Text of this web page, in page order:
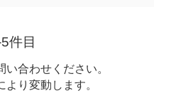
件目
い合わせください。
り変動します。